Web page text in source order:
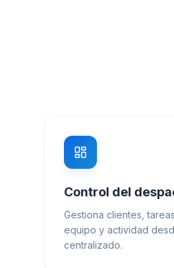
Control del
Gestiona clientes,
equipo y actividad
centralizado.